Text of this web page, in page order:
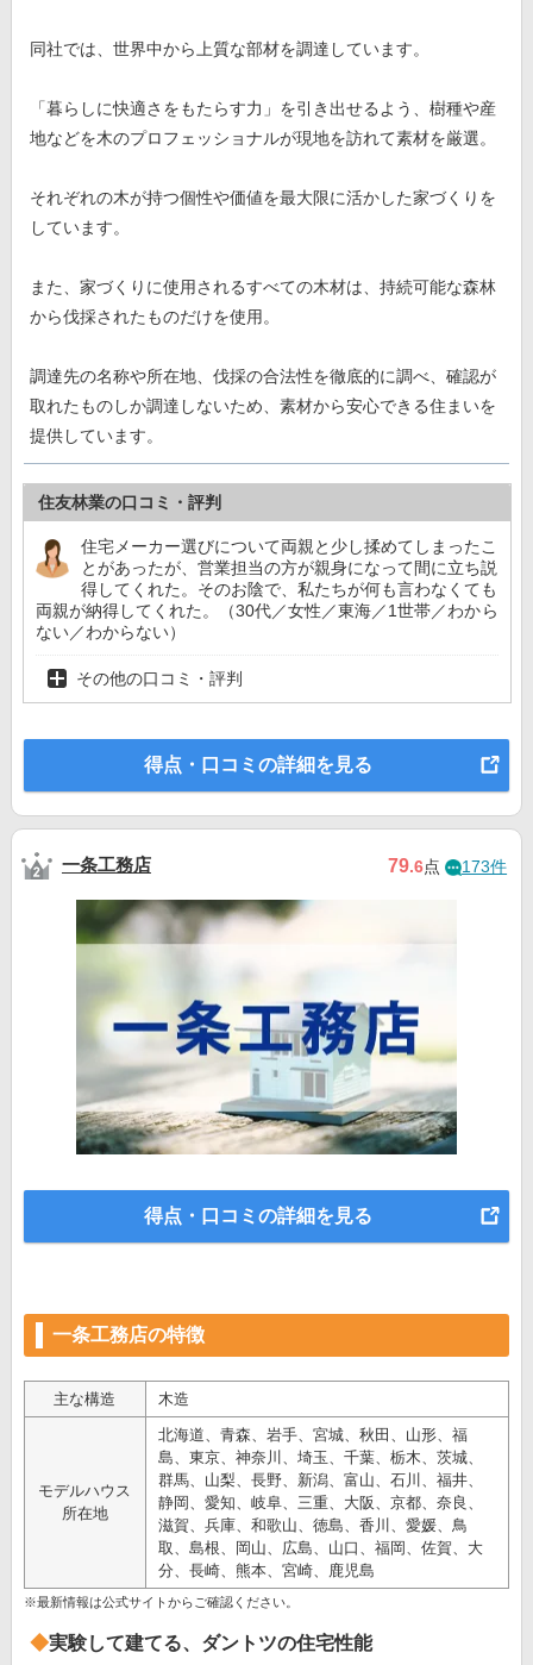
同社では、世界中から上質な部材を調達しています。
「暮らしに快適さをもたらす力」を引き出せるよう、樹種や産
地などを木のプロフェッショナルが現地を訪れて素材を厳選。
それぞれの木が持つ個性や価値を最大限に活かした家づくりを
しています。
また、家づくりに使用されるすべての木材は、持続可能な森林
から伐採されたものだけを使用。
調達先の名称や所在地、伐採の合法性を徹底的に調べ、確認が
取れたものしか調達しないため、素材から安心できる住まいを
提供しています。
住友林業の口コミ・評判
住宅メーカー選びについて両親と少し揉めてしまったこ
とがあったが、営業担当の方が親身になって間に立ち説
得してくれた。そのお陰で、私たちが何も言わなくても
両親が納得してくれた。（30代／女性／東海／1世帯／わから
ない／わからない）
その他の口コミ・評判
得点・口コミの詳細を見る
一条工務店 79.6点 173件
得点・口コミの詳細を見る
一条工務店の特徴
主な構造 木造
モデルハウス
所在地
北海道、青森、岩手、宮城、秋田、山形、福
島、東京、神奈川、埼玉、千葉、栃木、茨城、
群馬、山梨、長野、新潟、富山、石川、福井、
静岡、愛知、岐阜、三重、大阪、京都、奈良、
滋賀、兵庫、和歌山、徳島、香川、愛媛、鳥
取、島根、岡山、広島、山口、福岡、佐賀、大
分、長崎、熊本、宮崎、鹿児島
※最新情報は公式サイトからご確認ください。
実験して建てる、ダントツの住宅性能